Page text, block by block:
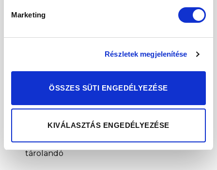
Marketing
Részletek megjelenítése
ÖSSZES SÜTI ENGEDÉLYEZÉSE
KIVÁLASZTÁS ENGEDÉLYEZÉSE
Kreatív konyha
: smoothie-ba, joghurtba,
A Pumpkin Spice Tárolása
Száraz, hűvös, fénytől védett helyen
tárolandó